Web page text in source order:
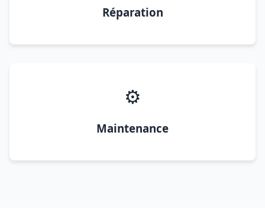
Réparation
⚙️
Maintenance